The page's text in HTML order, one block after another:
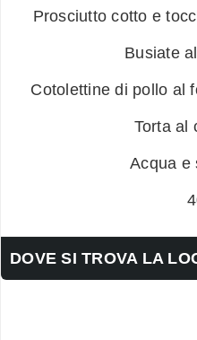
Prosciutto cotto e
Busiate
Cotolettine di pollo al
Torta al
Acqua e
DOVE SI TROVA LA